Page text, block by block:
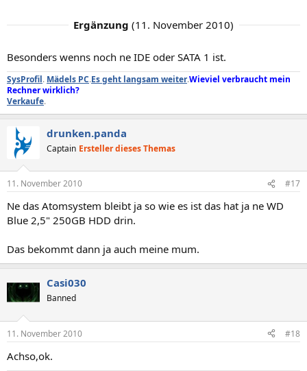
Ergänzung (11. November 2010)
Besonders wenns noch ne IDE oder SATA 1 ist.
SysProfil. Mädels PC.Es geht langsam weiter.Wieviel verbraucht mein
Rechner wirklich?
Verkaufe.
drunken.panda
Captain Ersteller dieses Themas
11. November 2010 #17
Ne das Atomsystem bleibt ja so wie es ist das hat ja ne WD
Blue 2,5" 250GB HDD drin.
Das bekommt dann ja auch meine mum.
Casi030
Banned
11. November 2010 #18
Achso,ok.